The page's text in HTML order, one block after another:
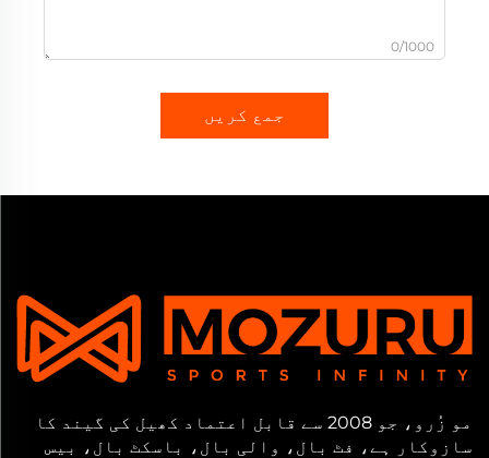
0/1000
جمع کریں
مو زُرو، جو 2008 سے قابل اعتماد کھیل کی گیند کا
سازوکار ہے، فٹ بال، والی بال، باسکٹ بال، بیس